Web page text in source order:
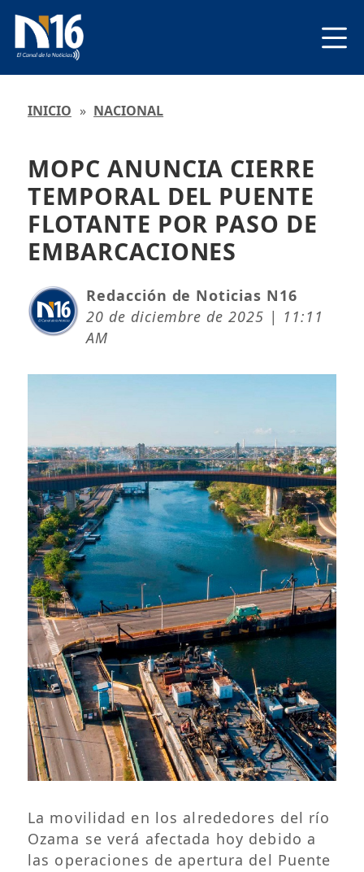
INICIO » NACIONAL
MOPC ANUNCIA CIERRE
TEMPORAL DEL PUENTE
FLOTANTE POR PASO DE
EMBARCACIONES
Redacción de Noticias N16
20 de diciembre de 2025 | 11:11
AM
La movilidad en los alrededores del río
Ozama se verá afectada hoy debido a
las operaciones de apertura del Puente